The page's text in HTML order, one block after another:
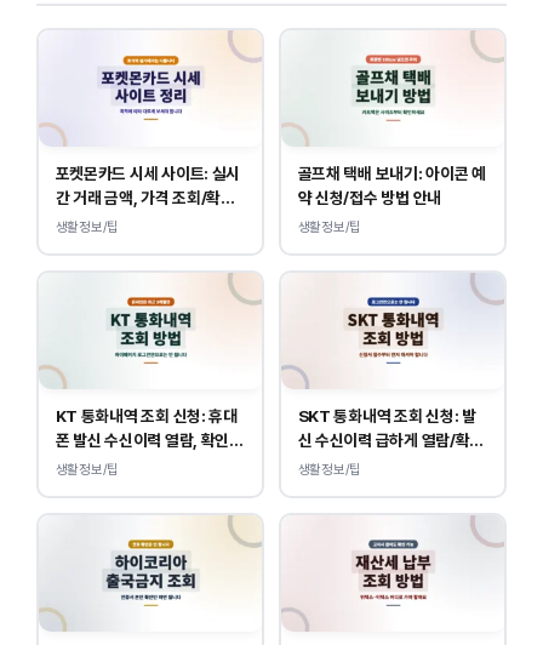
포켓몬카드 시세 사이트: 실시
간 거래 금액, 가격 조회/확인
바로가기
생활정보/팁
골프채 택배 보내기: 아이콘 예
약 신청/접수 방법 안내
생활정보/팁
KT 통화내역 조회 신청: 휴대
폰 발신 수신이력 열람, 확인
하는 방법
생활정보/팁
SKT 통화내역 조회 신청: 발
신 수신이력 급하게 열람/확인
하는 방법
생활정보/팁